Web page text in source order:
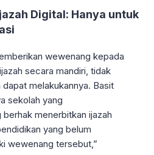
Digital: Hanya untuk
wewenang kepada
secara mandiri, tidak
melakukannya. Basit
sekolah yang
berhak menerbitkan ijazah
yang belum
wewenang tersebut,”